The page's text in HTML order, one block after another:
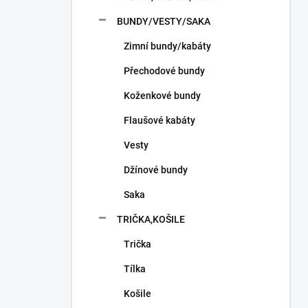
BUNDY/VESTY/SAKA
Zimní bundy/kabáty
Přechodové bundy
Koženkové bundy
Flaušové kabáty
Vesty
Džínové bundy
Saka
TRIČKA,KOŠILE
Trička
Tílka
Košile